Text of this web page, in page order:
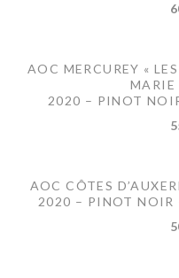
AOC MERCUREY «
MARIE
2020 – PINOT
AOC CÔTES
2020 – PINOT NOIR